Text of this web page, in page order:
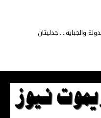
والجباية.....جدليتان